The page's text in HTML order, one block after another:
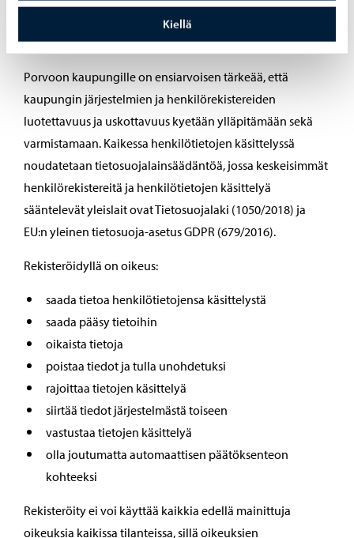
Kiellä
14. Rekisteröidyn oikeudet
Porvoon kaupungille on ensiarvoisen tärkeää, että
kaupungin järjestelmien ja henkilörekistereiden
luotettavuus ja uskottavuus kyetään ylläpitämään sekä
varmistamaan. Kaikessa henkilötietojen käsittelyssä
noudatetaan tietosuojalainsäädäntöä, jossa keskeisimmät
henkilörekistereitä ja henkilötietojen käsittelyä
sääntelevät yleislait ovat Tietosuojalaki (1050/2018) ja
EU:n yleinen tietosuoja-asetus GDPR (679/2016).
Rekisteröidyllä on oikeus:
saada tietoa henkilötietojensa käsittelystä
saada pääsy tietoihin
oikaista tietoja
poistaa tiedot ja tulla unohdetuksi
rajoittaa tietojen käsittelyä
siirtää tiedot järjestelmästä toiseen
vastustaa tietojen käsittelyä
olla joutumatta automaattisen päätöksenteon
kohteeksi
Rekisteröity ei voi käyttää kaikkia edellä mainittuja
oikeuksia kaikissa tilanteissa, sillä oikeuksien